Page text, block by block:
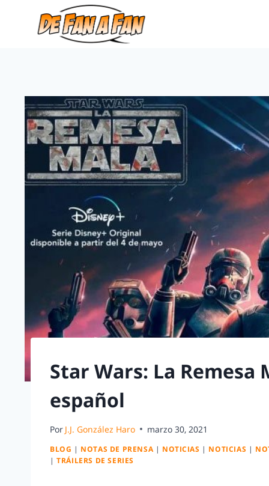
Star Wars: La
español
Por J.J. González Haro marzo 30, 2021
BLOG | NOTAS DE PRENSA| NOTICIAS | NOTICIAS |
|TRÁILERS DE SERIES